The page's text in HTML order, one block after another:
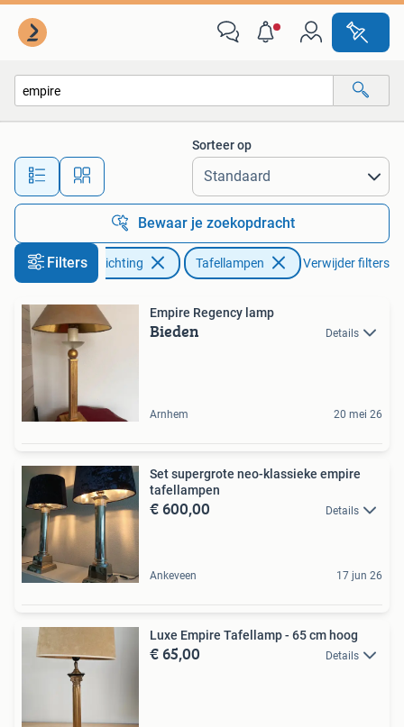
Alle afstanden…
Sorteer op
Bewaar je zoekopdracht
Filters
Huis en Inrichting Tafellampen Verwijder filters
Empire Regency lamp
Bieden Details
Arnhem 20 mei 26
Set supergrote neo-klassieke empire
tafellampen
€ 600,00 Details
Ankeveen 17 jun 26
Luxe Empire Tafellamp - 65 cm hoog
€ 65,00 Details